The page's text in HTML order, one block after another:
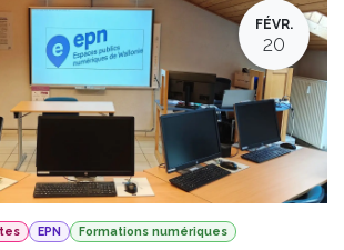
FÉVR.
20
EPN Formations numériques